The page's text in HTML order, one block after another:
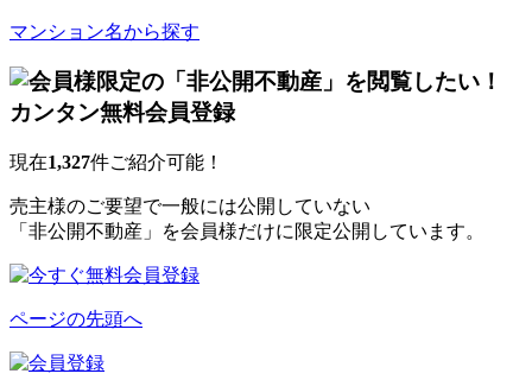
マンション名から探す
現在1,327件ご紹介可能！
売主様のご要望で一般には公開していない
「非公開不動産」を会員様だけに限定公開しています。
ページの先頭へ